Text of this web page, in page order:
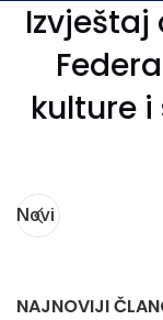
Izvještaj
kulture i
Novi
NAJNOVIJI